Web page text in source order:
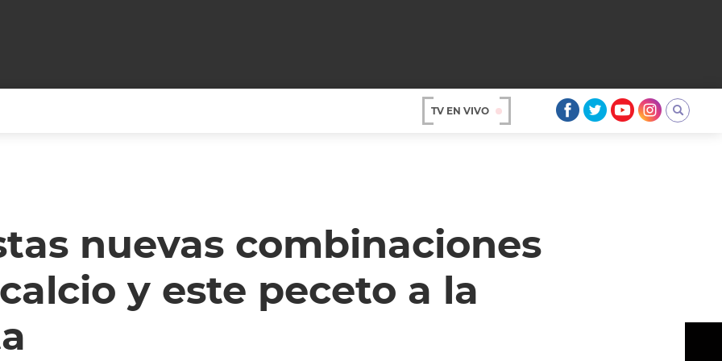
ARGENTINA
UN CAMBIO
ENTROMETIDOS EN LA TELE
ENTRE NOS
MODO FONTEVECCHIA
FIESTAS ARGENTINAS
FULL FACE TV
TV EN VIVO
nuevas combinaciones
y este peceto a la